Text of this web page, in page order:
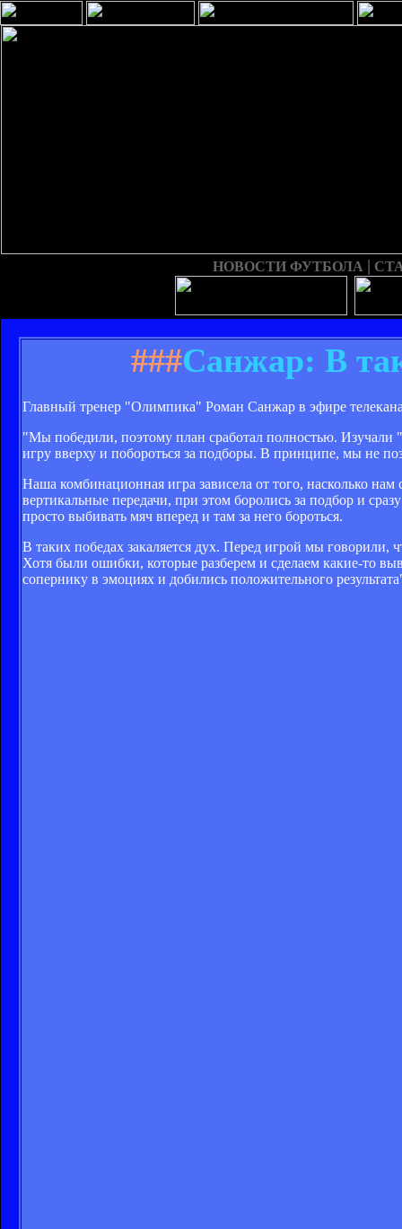
НОВОСТИ ФУТБОЛА |
###Санжар: В
Главный тренер "Олимпика" Роман Санжар в эфире
"Мы победили, поэтому план сработал полностью. Изучали
игру вверху и побороться за подборы. В принципе, мы не
Наша комбинационная игра зависела от того, насколько
вертикальные передачи, при этом боролись за подбор и
просто выбивать мяч вперед и там за него бороться.
В таких победах закаляется дух. Перед игрой мы говорили,
Хотя были ошибки, которые разберем и сделаем какие-то
сопернику в эмоциях и добились положительного